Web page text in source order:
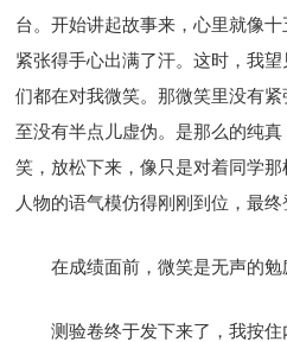
台。开始讲起故事来，心里就像
紧张得手心出满了汗。这时，我
们都在对我微笑。那微笑里没有
至没有半点儿虚伪。是那么的纯
笑，放松下来，像只是对着同学
人物的语气模仿得刚刚到位，最终
在成绩面前，微笑是无声的勉
测验卷终于发下来了，我按